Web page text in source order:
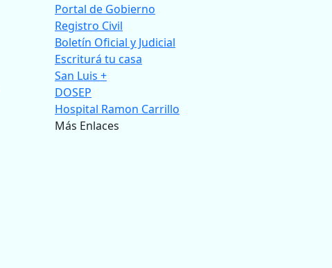
Portal de Gobierno
Registro Civil
Boletín Oficial y Judicial
Escriturá tu casa
San Luis +
DOSEP
Hospital Ramon Carrillo
Más Enlaces